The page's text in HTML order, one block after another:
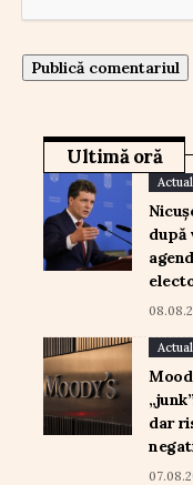
Ultimă oră
după
dar